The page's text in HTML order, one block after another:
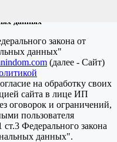
данных
закона от
данных"
(далее - Сайт)
на обработку своих
сайта в лице ИП
оговорок и ограничений,
пользователя
Федерального закона
данных".